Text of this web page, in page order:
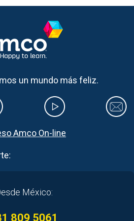
un mundo más feliz.
Amco On-line
México:
809 5061